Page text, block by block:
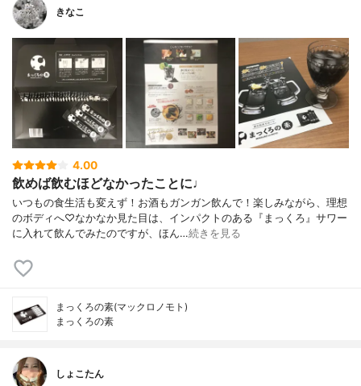
きなこ
4.00
飲めば飲むほどなかったことに♩
いつもの食生活も変えず！お酒もガンガン飲んで！楽しみながら、理想
のボディへ♡なかなか見た目は、インパクトのある『まっくろ』サワー
に入れて飲んでみたのですが、ほん…続きを見る
まっくろの素(マックロノモト)
まっくろの素
しょこたん